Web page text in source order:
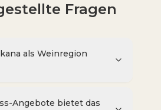
Fragen
als Weinregion
Angebote bietet das